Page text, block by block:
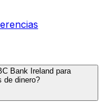
Bank Ireland para
de dinero?